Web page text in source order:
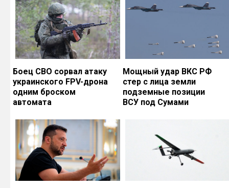
Боец СВО сорвал атаку
украинского FPV-дрона
одним броском
автомата
Мощный удар ВКС РФ
стер с лица земли
подземные позиции
ВСУ под Сумами